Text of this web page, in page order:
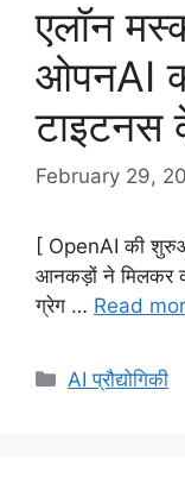
एलॉन
ओपनAI
टाइटनस
February 29,
[ OpenAI की
आनकड़ों ने मिलकर
ग्रेग … Read
Categories
AI प्रौद्योगिकी